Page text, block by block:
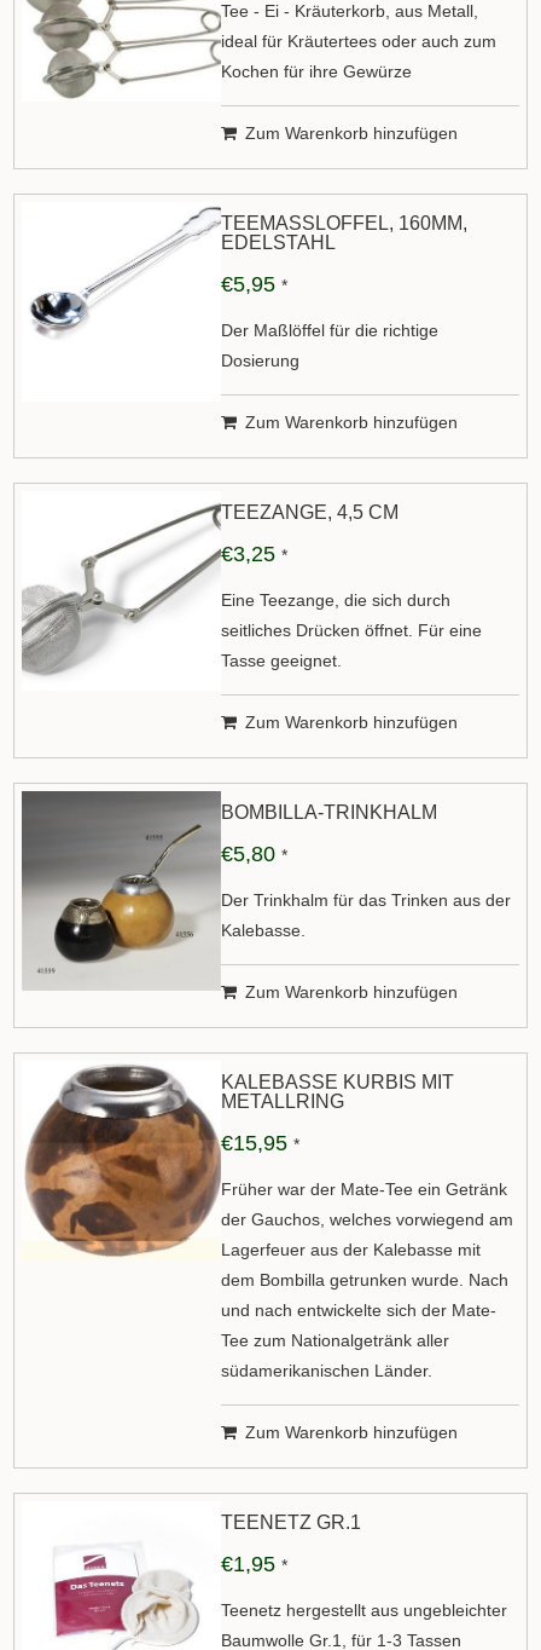
Tee - Ei - Kräuterkorb, aus Metall,
ideal für Kräutertees oder auch zum
Kochen für ihre Gewürze
Zum Warenkorb hinzufügen
TEEMASSLÖFFEL, 160MM, E
DELSTAHL
€5,95 *
Der Maßlöffel für die richtige
Dosierung
Zum Warenkorb hinzufügen
TEEZANGE, 4,5 CM
€3,25 *
Eine Teezange, die sich durch
seitliches Drücken öffnet. Für eine
Tasse geeignet.
Zum Warenkorb hinzufügen
BOMBILLA-TRINKHALM
€5,80 *
Der Trinkhalm für das Trinken aus der
Kalebasse.
Zum Warenkorb hinzufügen
KALEBASSE KÜRBIS MIT
METALLRING
€15,95 *
Früher war der Mate-Tee ein Getränk
der Gauchos, welches vorwiegend am
Lagerfeuer aus der Kalebasse mit
dem Bombilla getrunken wurde. Nach
und nach entwickelte sich der Mate-
Tee zum Nationalgetränk aller
südamerikanischen Länder.
Zum Warenkorb hinzufügen
TEENETZ GR.1
€1,95 *
Teenetz hergestellt aus ungebleichter
Baumwolle Gr.1, für 1-3 Tassen